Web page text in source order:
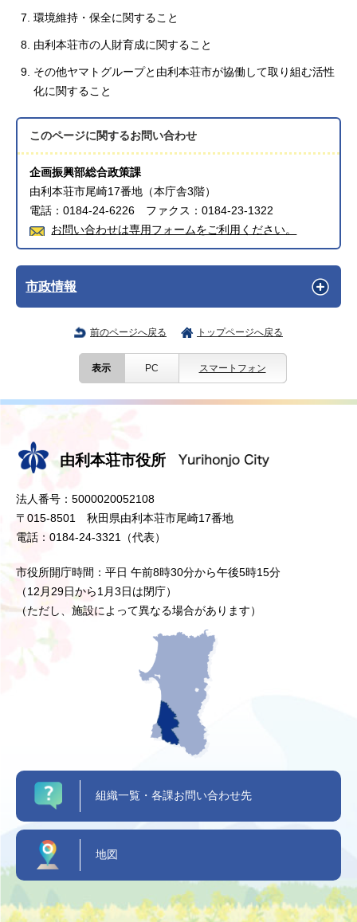
環境維持・保全に関すること
由利本荘市の人財育成に関すること
その他ヤマトグループと由利本荘市が協働して取り組む活性
化に関すること
このページに関するお問い合わせ
企画振興部総合政策課
由利本荘市尾崎17番地（本庁舎3階）
電話：0184-24-6226 ファクス：0184-23-1322
お問い合わせは専用フォームをご利用ください。
市政情報
前のページへ戻る トップページへ戻る
表示 PC スマートフォン
由利本荘市役所
法人番号：5000020052108
〒015-8501 秋田県由利本荘市尾崎17番地
電話：0184-24-3321（代表）
市役所開庁時間：平日 午前8時30分から午後5時15分
（12月29日から1月3日は閉庁）
（ただし、施設によって異なる場合があります）
組織一覧・各課お問い合わせ先
地図